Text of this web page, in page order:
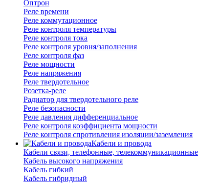
Оптрон
Реле времени
Реле коммутационное
Реле контроля температуры
Реле контроля тока
Реле контроля уровня/заполнения
Реле контроля фаз
Реле мощности
Реле напряжения
Реле твердотельное
Розетка-реле
Радиатор для твердотельного реле
Реле безопасности
Реле давления дифференциальное
Реле контроля коэффициента мощности
Реле контроля спротивления изоляции/заземления
Кабели и провода
Кабели связи, телефонные, телекоммуникационные
Кабель высокого напряжения
Кабель гибкий
Кабель гибридный